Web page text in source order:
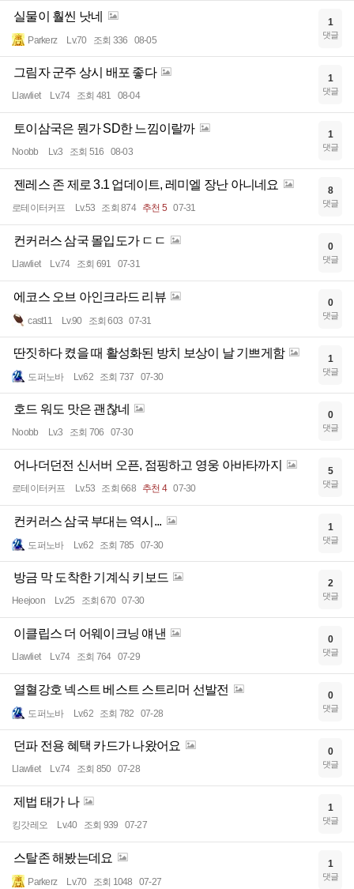
실물이 훨씬 낫네
Parkerz Lv.70 조회 336 08-05
1
댓글
그림자 군주 상시 배포 좋다
Llawliet Lv.74 조회 481 08-04
1
댓글
토이삼국은 뭔가 SD한 느낌이랄까
Noobb Lv.3 조회 516 08-03
1
댓글
젠레스 존 제로 3.1 업데이트, 레미엘 장난 아니네요
로테이터커프 Lv.53 조회 874 추천 5 07-31
8
댓글
컨커러스 삼국 몰입도가 ㄷㄷ
Llawliet Lv.74 조회 691 07-31
0
댓글
에코스 오브 아인크라드 리뷰
cast11 Lv.90 조회 603 07-31
0
댓글
딴짓하다 켰을 때 활성화된 방치 보상이 날 기쁘게함
도퍼노바 Lv.62 조회 737 07-30
1
댓글
호드 워도 맛은 괜찮네
Noobb Lv.3 조회 706 07-30
0
댓글
어나더던전 신서버 오픈, 점핑하고 영웅 아바타까지
로테이터커프 Lv.53 조회 668 추천 4 07-30
5
댓글
컨커러스 삼국 부대는 역시...
도퍼노바 Lv.62 조회 785 07-30
1
댓글
방금 막 도착한 기계식 키보드
Heejoon Lv.25 조회 670 07-30
2
댓글
이클립스 더 어웨이크닝 얘낸
Llawliet Lv.74 조회 764 07-29
0
댓글
열혈강호 넥스트 베스트 스트리머 선발전
도퍼노바 Lv.62 조회 782 07-28
0
댓글
던파 전용 혜택 카드가 나왔어요
Llawliet Lv.74 조회 850 07-28
0
댓글
제법 태가 나
킹갓레오 Lv.40 조회 939 07-27
1
댓글
스탈존 해봤는데요
Parkerz Lv.70 조회 1048 07-27
1
댓글